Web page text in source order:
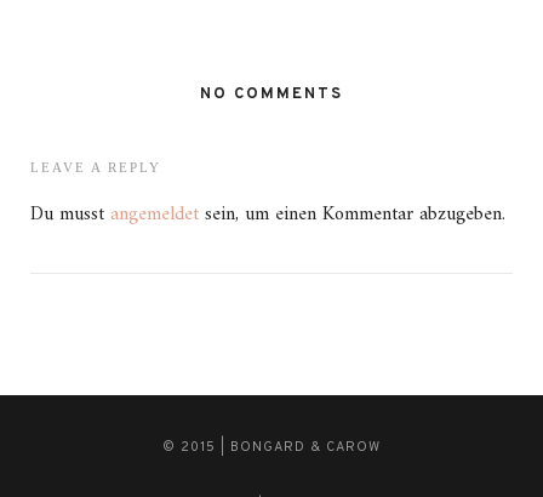
NO COMMENTS
LEAVE A REPLY
Du musst angemeldetsein, um einen Kommentar abzugeben.
© 2015 | BONGARD & CAROW